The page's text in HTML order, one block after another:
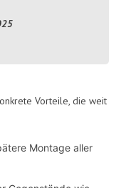
Vorteile, die weit
Montage aller